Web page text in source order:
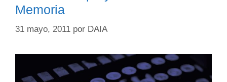
Memoria
31 mayo, 2011 por DAIA